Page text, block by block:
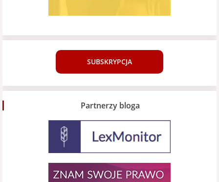
SUBSKRYPCJA
Partnerzy bloga